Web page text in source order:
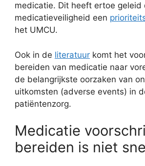
medicatie. Dit heeft ertoe geleid
medicatieveiligheid een
het UMCU.
Ook in de literatuur komt het
bereiden van medicatie naar
de belangrijkste oorzaken van
uitkomsten (adverse events) in
patiëntenzorg.
Medicatie
bereiden is niet